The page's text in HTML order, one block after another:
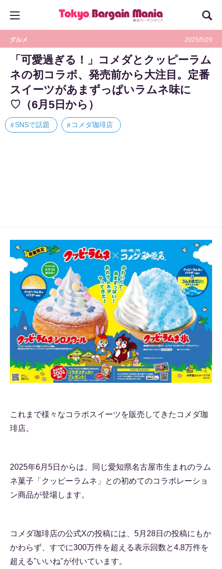
グルメ 2025/5/29
「可愛過ぎる！」コメダとクッピーラム
ネの初コラボ、発売前から大注目。定番
スイーツがあまずっぱいラムネ味に
♡（6月5日から）
SNSで話題 コメダ珈琲店
これまで様々なコラボスイーツを販売してきたコメダ珈
琲店。
2025年6月5日からは、同じ愛知県名古屋市生まれのラム
ネ菓子「クッピーラムネ」との初めてのコラボレーショ
ン商品が登場します。
コメダ珈琲店の公式Xの投稿には、5月28日の投稿にもか
かわらず、すでに300万件を超える表示回数と4.8万件を
超える"いいね"が付いています。